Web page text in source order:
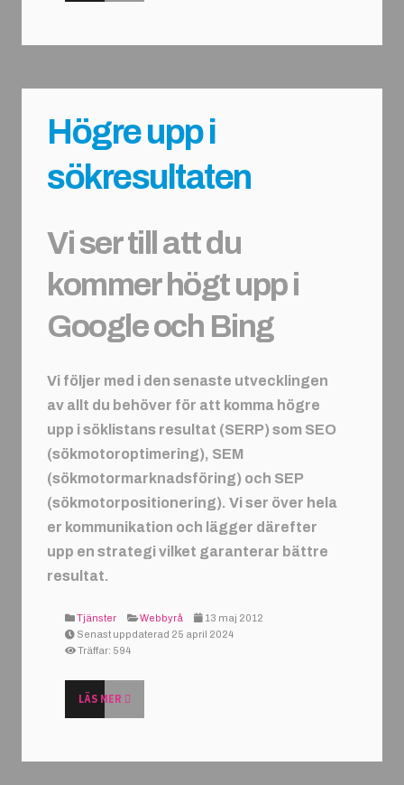
Högre upp i
sökresultaten
Vi ser till att du
kommer högt upp i
Google och Bing
Vi följer med i den senaste utvecklingen
av allt du behöver för att komma högre
upp i söklistans resultat (SERP) som SEO
(sökmotoroptimering), SEM
(sökmotormarknadsföring) och SEP
(sökmotorpositionering). Vi ser över hela
er kommunikation och lägger därefter
upp en strategi vilket garanterar bättre
resultat.
Tjänster Webbyrå
13 maj 2012
Senast uppdaterad 25 april 2024
Träffar: 594
LÄS MER